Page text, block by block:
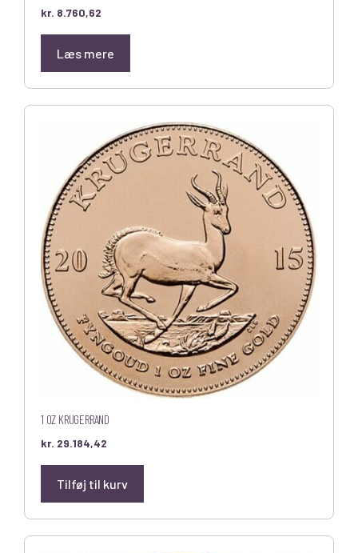
kr. 8.760,62
Læs mere
1 OZ KRUGERRAND
kr. 29.184,42
Tilføj til kurv